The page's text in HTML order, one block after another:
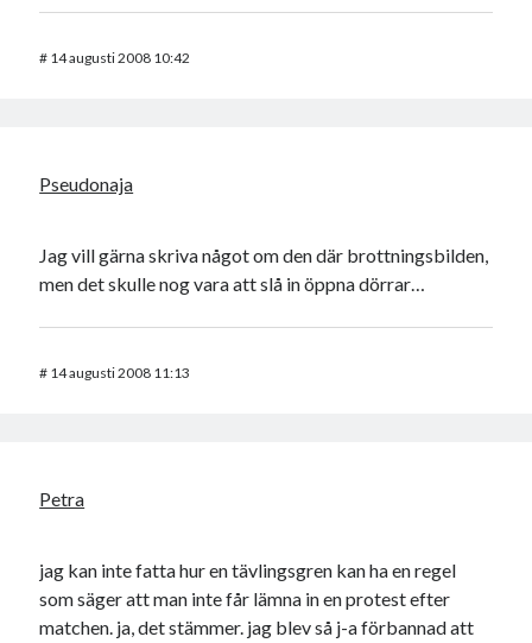
# 14 augusti 2008 10:42
Pseudonaja
Jag vill gärna skriva något om den där brottningsbilden,
men det skulle nog vara att slå in öppna dörrar…
# 14 augusti 2008 11:13
Petra
jag kan inte fatta hur en tävlingsgren kan ha en regel
som säger att man inte får lämna in en protest efter
matchen. ja, det stämmer. jag blev så j-a förbannad att